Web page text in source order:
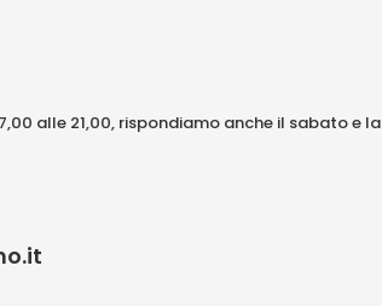
alle 21,00, rispondiamo anche il sabato e la